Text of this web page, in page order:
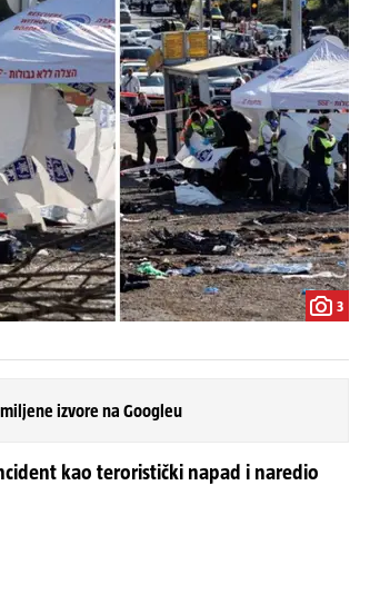
3
izvore na Googleu
kao teroristički napad i naredio